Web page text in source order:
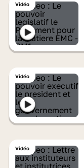
Vidéo
Vidéo
Vidéo